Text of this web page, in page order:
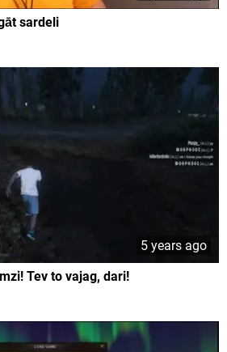
sardeli
5 years ago
Tev to vajag, dari!